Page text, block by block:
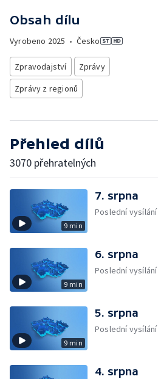
Obsah dílu
Vyrobeno 2025 • Česko
Zpravodajství
Zprávy
Zprávy z regionů
Přehled dílů
3070 přehratelných
9 min
7. srpna
Poslední vysílání
9 min
6. srpna
Poslední vysílání
9 min
5. srpna
Poslední vysílání
4. srpna